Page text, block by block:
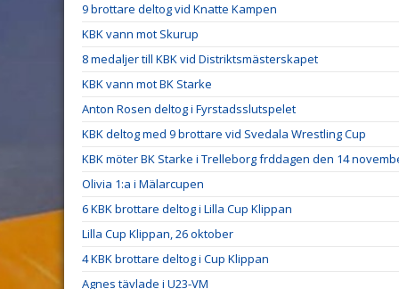
9 brottare deltog vid Knatte Kampen
KBK vann mot Skurup
8 medaljer till KBK vid Distriktsmästerskapet
KBK vann mot BK Starke
Anton Rosen deltog i Fyrstadsslutspelet
KBK deltog med 9 brottare vid Svedala Wrestling Cup
KBK möter BK Starke i Trelleborg frddagen den 14
Olivia 1:a i Mälarcupen
6 KBK brottare deltog i Lilla Cup Klippan
Lilla Cup Klippan, 26 oktober
4 KBK brottare deltog i Cup Klippan
Agnes tävlade i U23-VM